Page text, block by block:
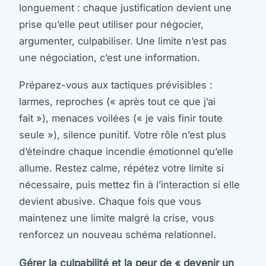
longuement : chaque justification devient une
prise qu’elle peut utiliser pour négocier,
argumenter, culpabiliser. Une limite n’est pas
une négociation, c’est une information.
Préparez-vous aux tactiques prévisibles :
larmes, reproches (« après tout ce que j’ai
fait »), menaces voilées (« je vais finir toute
seule »), silence punitif. Votre rôle n’est plus
d’éteindre chaque incendie émotionnel qu’elle
allume. Restez calme, répétez votre limite si
nécessaire, puis mettez fin à l’interaction si elle
devient abusive. Chaque fois que vous
maintenez une limite malgré la crise, vous
renforcez un nouveau schéma relationnel.
Gérer la culpabilité et la peur de « devenir un